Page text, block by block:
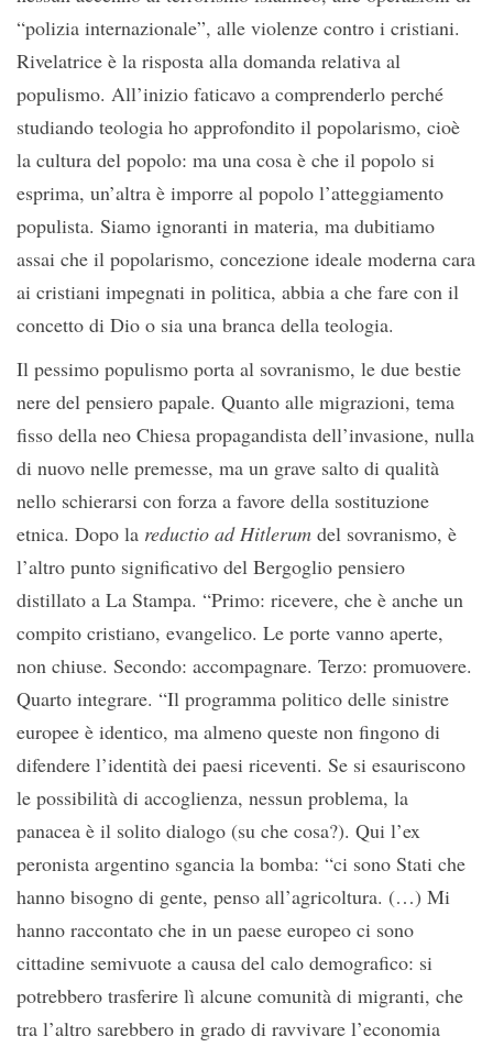
“polizia internazionale”, alle violenze contro i cristiani.
Rivelatrice è la risposta alla domanda relativa al
populismo. All’inizio faticavo a comprenderlo perché
studiando teologia ho approfondito il popolarismo, cioè
la cultura del popolo: ma una cosa è che il popolo si
esprima, un’altra è imporre al popolo l’atteggiamento
populista. Siamo ignoranti in materia, ma dubitiamo
assai che il popolarismo, concezione ideale moderna cara
ai cristiani impegnati in politica, abbia a che fare con il
concetto di Dio o sia una branca della teologia.
Il pessimo populismo porta al sovranismo, le due bestie
nere del pensiero papale. Quanto alle migrazioni, tema
fisso della neo Chiesa propagandista dell’invasione, nulla
di nuovo nelle premesse, ma un grave salto di qualità
nello schierarsi con forza a favore della sostituzione
etnica. Dopo la reductio ad Hitlerum del sovranismo, è
l’altro punto significativo del Bergoglio pensiero
distillato a La Stampa. “Primo: ricevere, che è anche un
compito cristiano, evangelico. Le porte vanno aperte,
non chiuse. Secondo: accompagnare. Terzo: promuovere.
Quarto integrare. “Il programma politico delle sinistre
europee è identico, ma almeno queste non fingono di
difendere l’identità dei paesi riceventi. Se si esauriscono
le possibilità di accoglienza, nessun problema, la
panacea è il solito dialogo (su che cosa?). Qui l’ex
peronista argentino sgancia la bomba: “ci sono Stati che
hanno bisogno di gente, penso all’agricoltura. (…) Mi
hanno raccontato che in un paese europeo ci sono
cittadine semivuote a causa del calo demografico: si
potrebbero trasferire lì alcune comunità di migranti, che
tra l’altro sarebbero in grado di ravvivare l’economia